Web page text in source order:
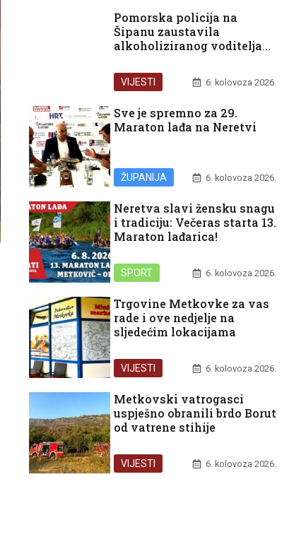
Pomorska policija na
Šipanu zaustavila
alkoholiziranog voditelja
VIJESTI 6. kolovoza 2026.
Sve je spremno za 29.
Maraton lađa na Neretvi
ŽUPANIJA 6. kolovoza 2026.
Neretva slavi žensku snagu
i tradiciju: Večeras starta 13.
Maraton lađarica!
SPORT 6. kolovoza 2026.
Trgovine Metkovke za vas
rade i ove nedjelje na
sljedećim lokacijama
VIJESTI 6. kolovoza 2026.
Metkovski vatrogasci
uspješno obranili brdo Borut
od vatrene stihije
VIJESTI 6. kolovoza 2026.